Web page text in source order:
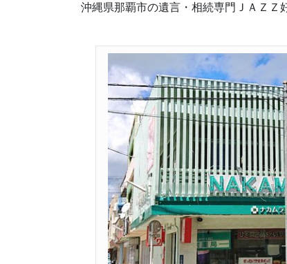
沖縄県那覇市の遺言・相続専門ＪＡＺＺ